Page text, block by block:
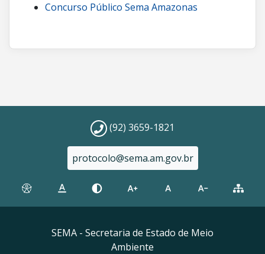
Concurso Público Sema Amazonas
(92) 3659-1821
protocolo@sema.am.gov.br
SEMA - Secretaria de Estado de Meio
Ambiente